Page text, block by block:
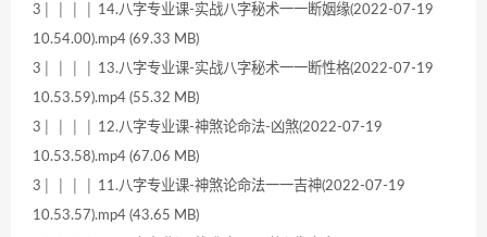
3│ │ │ │ 14.八字专业课-实战八字秘术一一断姻缘(2022-07-19
10.54.00).mp4 (69.33 MB)
3│ │ │ │ 13.八字专业课-实战八字秘术一一断性格(2022-07-19
10.53.59).mp4 (55.32 MB)
3│ │ │ │ 12.八字专业课-神煞论命法-凶煞(2022-07-19
10.53.58).mp4 (67.06 MB)
3│ │ │ │ 11.八字专业课-神煞论命法一一吉神(2022-07-19
10.53.57).mp4 (43.65 MB)